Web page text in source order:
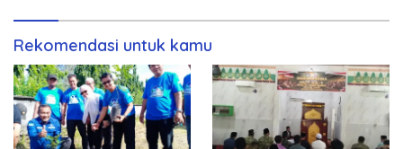
Rekomendasi untuk kamu